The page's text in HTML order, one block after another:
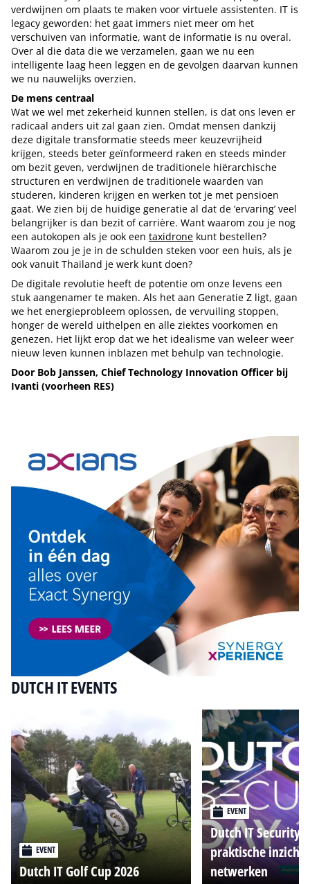
verdwijnen om plaats te maken voor virtuele assistenten. IT is
legacy geworden: het gaat immers niet meer om het
verschuiven van informatie, want de informatie is nu overal.
Over al die data die we verzamelen, gaan we nu een
intelligente laag heen leggen en de gevolgen daarvan kunnen
we nu nauwelijks overzien.
De mens centraal
Wat we wel met zekerheid kunnen stellen, is dat ons leven er
radicaal anders uit zal gaan zien. Omdat mensen dankzij
deze digitale transformatie steeds meer keuzevrijheid
krijgen, steeds beter geïnformeerd raken en steeds minder
om bezit geven, verdwijnen de traditionele hiërarchische
structuren en verdwijnen de traditionele waarden van
studeren, kinderen krijgen en werken tot je met pensioen
gaat. We zien bij de huidige generatie al dat de ‘ervaring’ veel
belangrijker is dan bezit of carrière. Want waarom zou je nog
een autokopen als je ook een taxidrone kunt bestellen?
Waarom zou je je in de schulden steken voor een huis, als je
ook vanuit Thailand je werk kunt doen?
De digitale revolutie heeft de potentie om onze levens een
stuk aangenamer te maken. Als het aan Generatie Z ligt, gaan
we het energieprobleem oplossen, de vervuiling stoppen,
honger de wereld uithelpen en alle ziektes voorkomen en
genezen. Het lijkt erop dat we het idealisme van weleer weer
nieuw leven kunnen inblazen met behulp van technologie.
Door Bob Janssen, Chief Technology Innovation Officer bij
Ivanti (voorheen RES)
DUTCH IT EVENTS
EVENT
Dutch IT Golf Cup 2026
EVENT
Dutch IT Security
praktische
netwerken